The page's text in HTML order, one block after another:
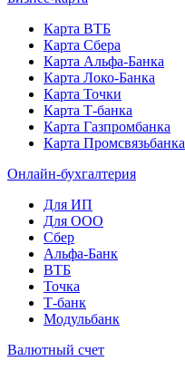
Карта ВТБ
Карта Сбера
Карта Альфа-Банка
Карта Локо-Банка
Карта Точки
Карта Т-банка
Карта Газпромбанка
Карта Промсвязьбанка
Онлайн-бухгалтерия
Для ИП
Для ООО
Сбер
Альфа-Банк
ВТБ
Точка
Т-банк
Модульбанк
Валютный счет